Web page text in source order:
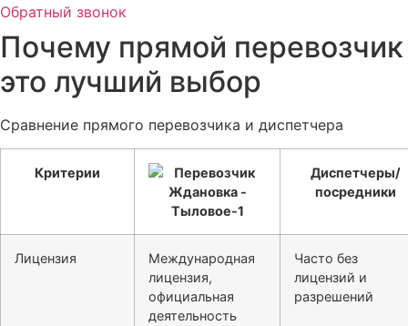
Обратный звонок
Почему прямой перевозчик
это лучший выбор
Сравнение прямого перевозчика и диспетчера
Критерии
Диспетчеры/
посредники
Лицензия
Международная
лицензия,
официальная
деятельность
Часто без
лицензий и
разрешений